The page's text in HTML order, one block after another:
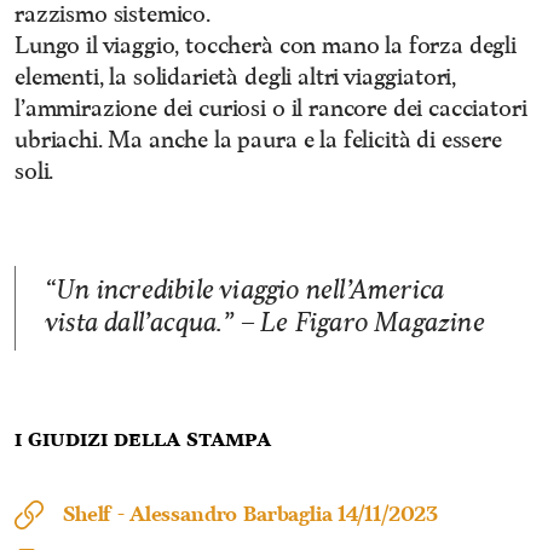
razzismo sistemico.
Lungo il viaggio, toccherà con mano la forza degli
elementi, la solidarietà degli altri viaggiatori,
l’ammirazione dei curiosi o il rancore dei cacciatori
ubriachi. Ma anche la paura e la felicità di essere
soli.
“Un incredibile viaggio nell’America
vista dall’acqua.” – Le Figaro Magazine
I giudizi della stampa
Shelf - Alessandro Barbaglia 14/11/2023